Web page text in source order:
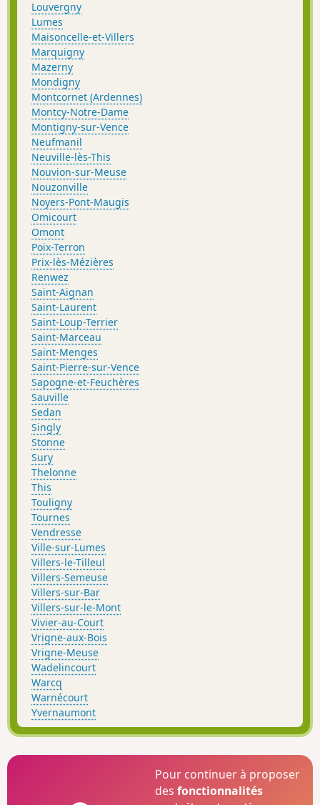
Louvergny
Lumes
Maisoncelle-et-Villers
Marquigny
Mazerny
Mondigny
Montcornet (Ardennes)
Montcy-Notre-Dame
Montigny-sur-Vence
Neufmanil
Neuville-lès-This
Nouvion-sur-Meuse
Nouzonville
Noyers-Pont-Maugis
Omicourt
Omont
Poix-Terron
Prix-lès-Mézières
Renwez
Saint-Aignan
Saint-Laurent
Saint-Loup-Terrier
Saint-Marceau
Saint-Menges
Saint-Pierre-sur-Vence
Sapogne-et-Feuchères
Sauville
Sedan
Singly
Stonne
Sury
Thelonne
This
Touligny
Tournes
Vendresse
Ville-sur-Lumes
Villers-le-Tilleul
Villers-Semeuse
Villers-sur-Bar
Villers-sur-le-Mont
Vivier-au-Court
Vrigne-aux-Bois
Vrigne-Meuse
Wadelincourt
Warcq
Warnécourt
Yvernaumont
Pour continuer à proposer
desfonctionnalités